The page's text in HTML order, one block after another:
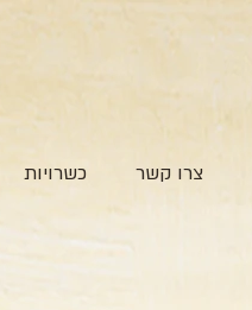
צרו קשר כשרויות